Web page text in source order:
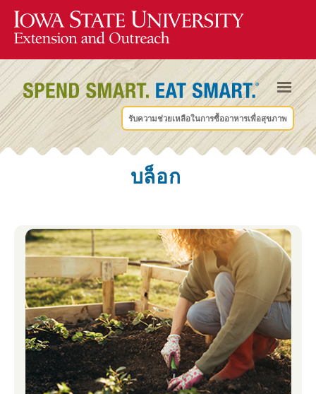
รับความช่วยเหลือในการซื้ออาหารเพื่อสุขภาพ
บล็อก